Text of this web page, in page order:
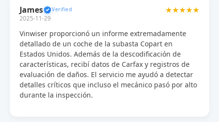
James
2025-11-29
★★★★★
Vinwiser proporcionó un informe extremadamente
detallado de un coche de la subasta Copart en
Estados Unidos. Además de la descodificación de
características, recibí datos de Carfax y registros de
evaluación de daños. El servicio me ayudó a detectar
detalles críticos que incluso el mecánico pasó por alto
durante la inspección.